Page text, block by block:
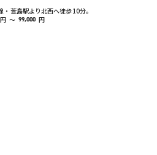
・萱島駅より北西へ徒歩10分。
円 ～ 99,000 円